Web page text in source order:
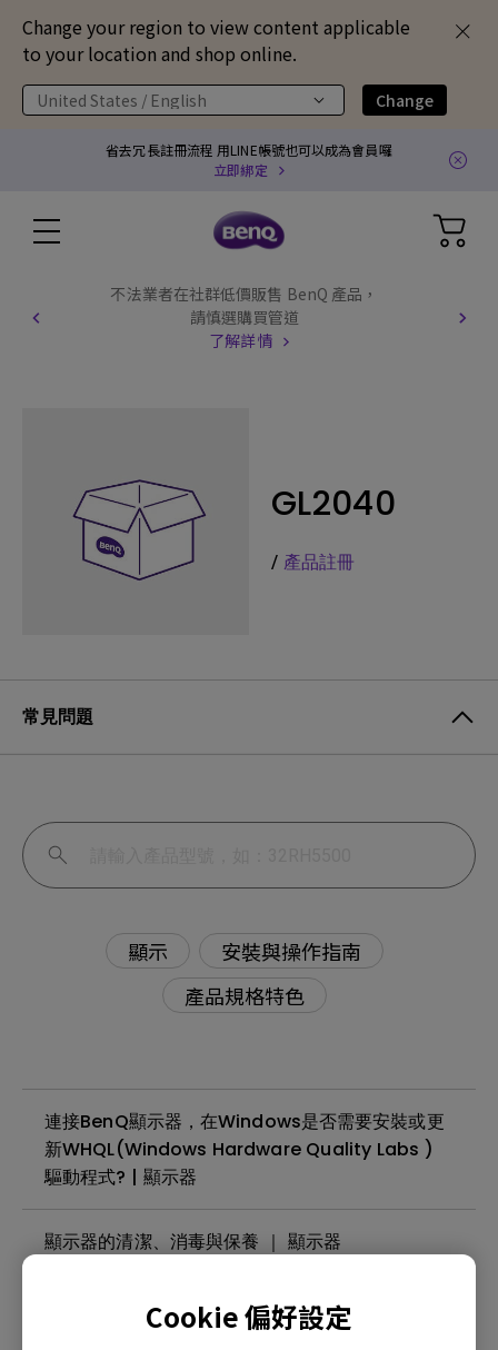
Change your region to view content applicable
to your location and shop online.
United States / English Change
Cookie 偏好設定
省去冗長註冊流程 用LINE帳號也可以成為會員囉
立即綁定
不法業者在社群低價販售 BenQ 產品，
請慎選購買管道
了解詳情
GL2040
/ 產品註冊
常見問題
顯示
安裝與操作指南
產品規格特色
連接BenQ顯示器，在Windows是否需要安裝或更
新WHQL(Windows Hardware Quality Labs )
驅動程式? | 顯示器
顯示器的清潔、消毒與保養 ｜ 顯示器
什麼是面板背光溢光或背光漏光？| 顯示器